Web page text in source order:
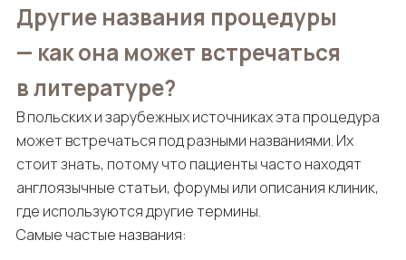
Другие названия процедуры
— как она может встречаться
в литературе?
В польских и зарубежных источниках эта процедура
может встречаться под разными названиями. Их
стоит знать, потому что пациенты часто находят
англоязычные статьи, форумы или описания клиник,
где используются другие термины.
Самые частые названия: